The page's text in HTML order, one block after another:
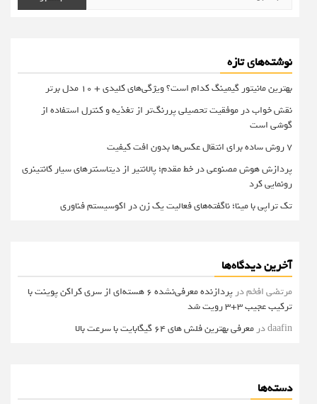
برای:
نوشته‌های تازه
بهترین مانیتور گیمینگ کدام است؟ ویژگی‌های کلیدی + 10 مدل برتر
نقش خواب در موفقیت تحصیلی پررنگ‌تر از تغذیه و کنترل استفاده از
گوشی است
۷ روش ساده برای انتقال عکس‌ها بدون افت کیفیت
پردازش هوش مصنوعی در خط مقدم؛ پالانتیر از دیتاسنترهای سیار کانتینری
رونمایی کرد
تک تراپی با مینا؛ ناگفته‌های فعالیت یک زن در اکوسیستم فناوری
آخرین دیدگاه‌ها
مرتضی افخمدر
پردازنده معرفی‌نشده 6 هسته‌ای از سری کراکن پوینت با
ترکیب عجیب 3+3 رویت شد
daafinدرمعرفی بهترین فلش های 64 گیگابایت با سرعت بالا
دسته‌ها